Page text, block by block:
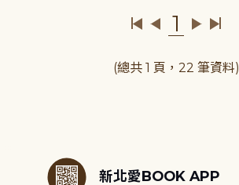
1
(總共 1 頁，22 筆資料)
新北愛BOOK APP